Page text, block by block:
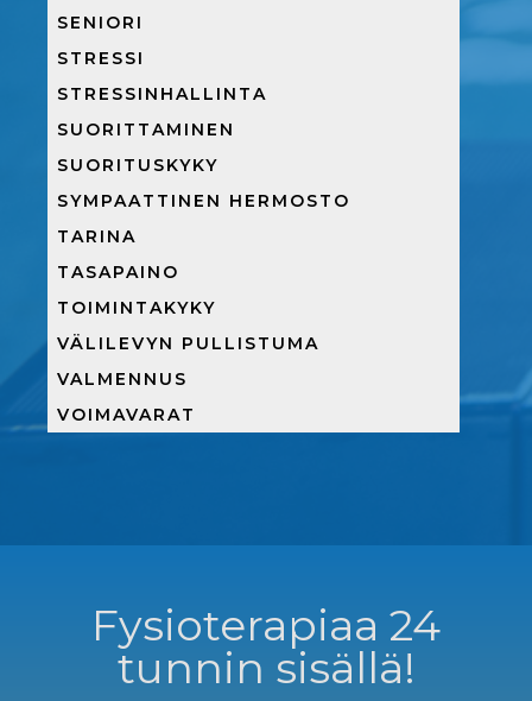
SENIORI
STRESSI
STRESSINHALLINTA
SUORITTAMINEN
SUORITUSKYKY
SYMPAATTINEN HERMOSTO
TARINA
TASAPAINO
TOIMINTAKYKY
VÄLILEVYN PULLISTUMA
VALMENNUS
VOIMAVARAT
Fysioterapiaa 24
tunnin sisällä!